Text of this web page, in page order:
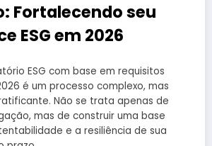
Fortalecendo seu
ESG em 2026
ESG com base em requisitos
é um processo complexo, mas
Não se trata apenas de
mas de construir uma base
e a resiliência de sua